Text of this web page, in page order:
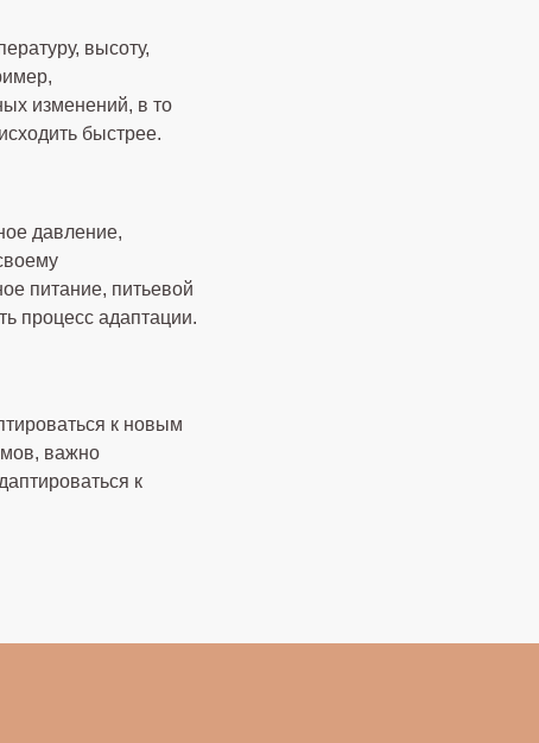
высоту,
изменений, в то
быстрее.
давление,
питание, питьевой
процесс адаптации.
к новым
важно
к